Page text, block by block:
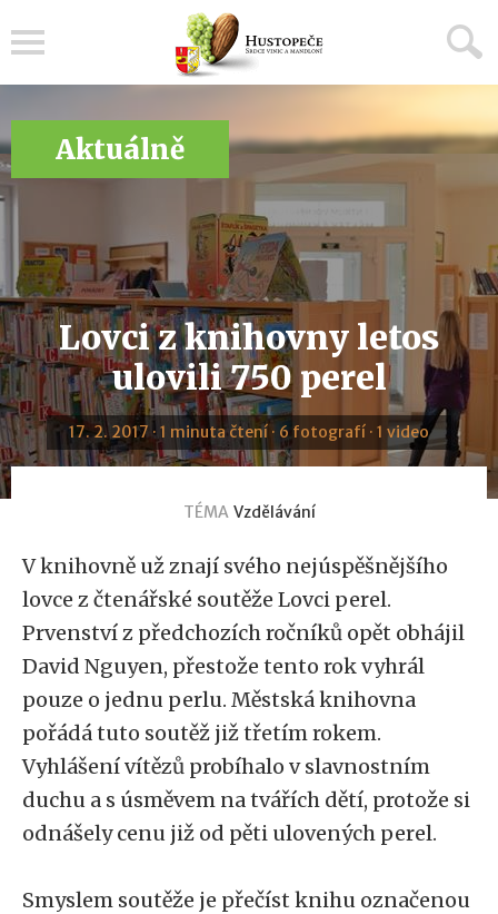
Aktuálně
Lovci z knihovny letos
ulovili 750 perel
17. 2. 2017 · 1 minuta čtení · 6 fotografí · 1 video
TÉMA Vzdělávání
V knihovně už znají svého nejúspěšnějšího
lovce z čtenářské soutěže Lovci perel.
Prvenství z předchozích ročníků opět obhájil
David Nguyen, přestože tento rok vyhrál
pouze o jednu perlu. Městská knihovna
pořádá tuto soutěž již třetím rokem.
Vyhlášení vítězů probíhalo v slavnostním
duchu a s úsměvem na tvářích dětí, protože si
odnášely cenu již od pěti ulovených perel.
Smyslem soutěže je přečíst knihu označenou